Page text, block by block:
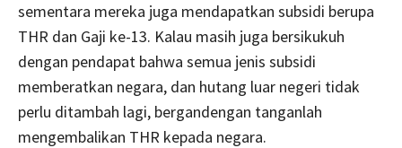
sementara mereka juga mendapatkan subsidi berupa
THR dan Gaji ke-13. Kalau masih juga bersikukuh
dengan pendapat bahwa semua jenis subsidi
memberatkan negara, dan hutang luar negeri tidak
perlu ditambah lagi, bergandengan tanganlah
mengembalikan THR kepada negara.